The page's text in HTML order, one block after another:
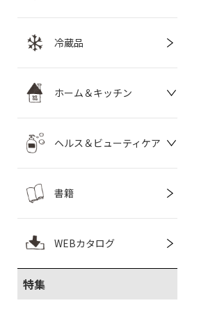
冷蔵品
ホーム＆キッチン
ヘルス＆ビューティケア
書籍
WEBカタログ
特集